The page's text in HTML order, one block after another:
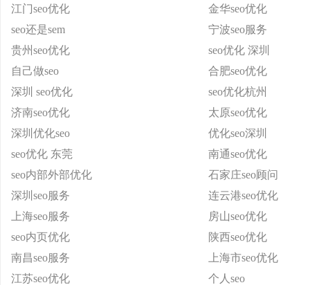
江门seo优化
金华seo优化
seo还是sem
宁波seo服务
贵州seo优化
seo优化 深圳
自己做seo
合肥seo优化
深圳 seo优化
seo优化杭州
济南seo优化
太原seo优化
深圳优化seo
优化seo深圳
seo优化 东莞
南通seo优化
seo内部外部优化
石家庄seo顾问
深圳seo服务
连云港seo优化
上海seo服务
房山seo优化
seo内页优化
陕西seo优化
南昌seo服务
上海市seo优化
江苏seo优化
个人seo